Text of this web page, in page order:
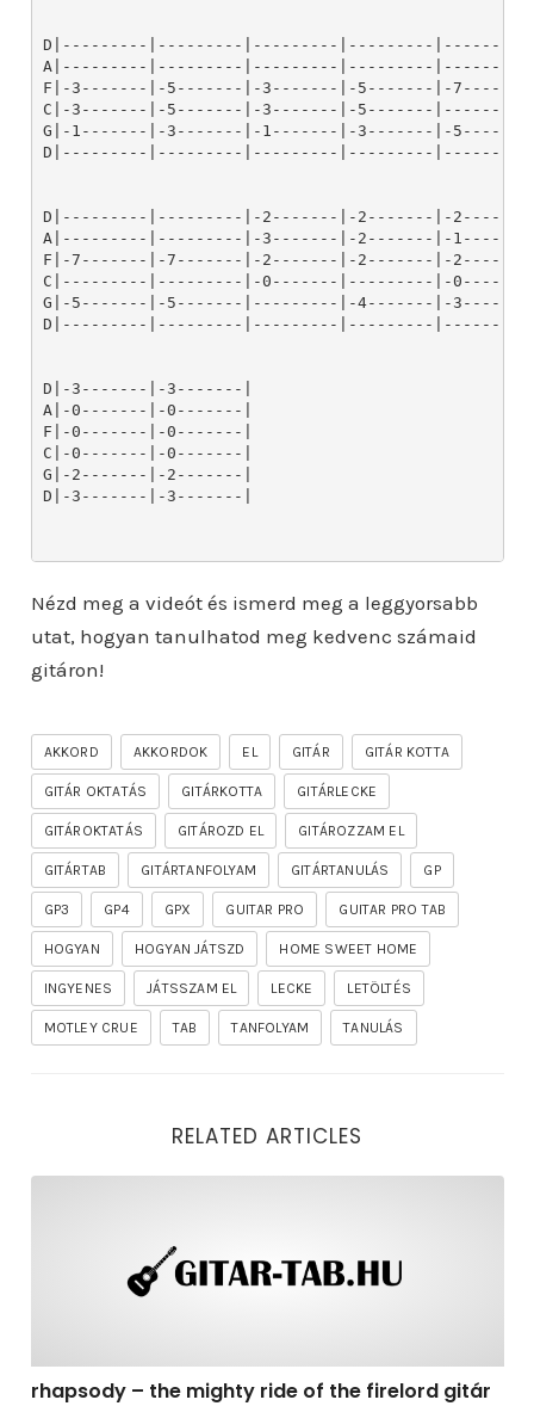
D|---------|---------|---------|---------
A|---------|---------|---------|---------
F|-3-------|-5-------|-3-------|-5-------|-
C|-3-------|-5-------|-3-------|-5-------
G|-1-------|-3-------|-1-------|-3-------|-
D|---------|---------|---------|---------
D|---------|---------|-2-------|-2-------|-
A|---------|---------|-3-------|-2-------|-
F|-7-------|-7-------|-2-------|-2-------|-
C|---------|---------|-0-------|---------|-
G|-5-------|-5-------|---------|-4-------|-
D|---------|---------|---------|---------
D|-3-------|-3-------|
A|-0-------|-0-------|
F|-0-------|-0-------|
C|-0-------|-0-------|
G|-2-------|-2-------|
D|-3-------|-3-------|
Nézd meg a videót és ismerd meg a leggyorsabb
utat, hogyan tanulhatod meg kedvenc számaid
gitáron!
AKKORD AKKORDOK EL GITÁR GITÁR KOTTA
GITÁR OKTATÁS GITÁRKOTTA GITÁRLECKE
GITÁROKTATÁS GITÁROZD EL GITÁROZZAM EL
GITÁRTAB GITÁRTANFOLYAM GITÁRTANULÁS GP
GP3 GP4 GPX GUITAR PRO GUITAR PRO TAB
HOGYAN HOGYAN JÁTSZD HOME SWEET HOME
INGYENES JÁTSSZAM EL LECKE LETÖLTÉS
MOTLEY CRUE TAB TANFOLYAM TANULÁS
RELATED ARTICLES
rhapsody – the mighty ride of the firelord gitár